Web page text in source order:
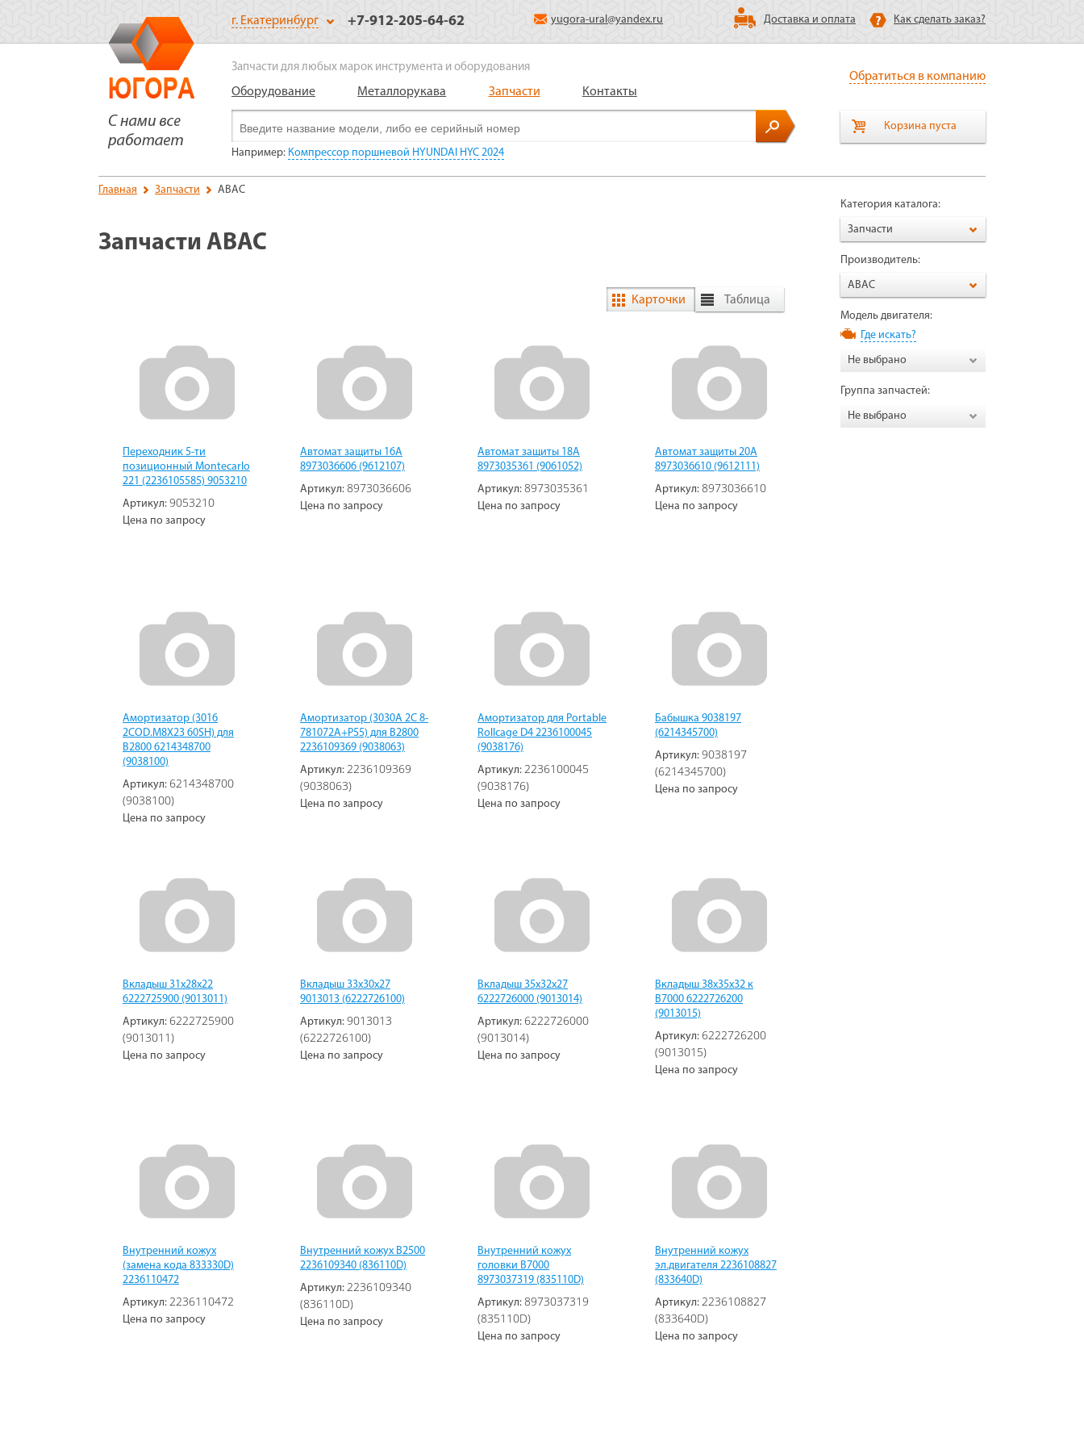
г. Екатеринбург +7-912-205-64-62 yugora-ural@yandex.ru Доставка и оплата Как сделать заказ?
Запчасти для любых марок инструмента и оборудования
Оборудование Металлорукава Запчасти Контакты
Обратиться в компанию
Корзина пуста
Например: Компрессор поршневой HYUNDAI HYC 2024
Главная Запчасти
ABAC
Категория каталога:
Запчасти
Производитель:
ABAC
Модель двигателя:
Где искать?
Не выбрано
Группа запчастей:
Не выбрано
Запчасти ABAC
Карточки Таблица
Переходник 5-ти
позиционный Montecarlo
221 (2236105585) 9053210
Артикул: 9053210
Цена по запросу
Автомат защиты 16А
8973036606 (9612107)
Артикул: 8973036606
Цена по запросу
Автомат защиты 18А
8973035361 (9061052)
Артикул: 8973035361
Цена по запросу
Автомат защиты 20А
8973036610 (9612111)
Артикул: 8973036610
Цена по запросу
Амортизатор (3016
2COD.M8X23 60SH) для
В2800 6214348700
(9038100)
Артикул: 6214348700
(9038100)
Цена по запросу
Амортизатор (3030A 2C 8-
781072A+P55) для В2800
2236109369 (9038063)
Артикул: 2236109369
(9038063)
Цена по запросу
Амортизатор для Portable
Rollcage D4 2236100045
(9038176)
Артикул: 2236100045
(9038176)
Цена по запросу
Бабышка 9038197
(6214345700)
Артикул: 9038197
(6214345700)
Цена по запросу
Вкладыш 31х28х22
6222725900 (9013011)
Артикул: 6222725900
(9013011)
Цена по запросу
Вкладыш 33х30х27
9013013 (6222726100)
Артикул: 9013013
(6222726100)
Цена по запросу
Вкладыш 35х32х27
6222726000 (9013014)
Артикул: 6222726000
(9013014)
Цена по запросу
Вкладыш 38х35х32 к
В7000 6222726200
(9013015)
Артикул: 6222726200
(9013015)
Цена по запросу
Внутренний кожух
(замена кода 833330D)
2236110472
Артикул: 2236110472
Цена по запросу
Внутренний кожух B2500
2236109340 (836110D)
Артикул: 2236109340
(836110D)
Цена по запросу
Внутренний кожух
головки B7000
8973037319 (835110D)
Артикул: 8973037319
(835110D)
Цена по запросу
Внутренний кожух
эл.двигателя 2236108827
(833640D)
Артикул: 2236108827
(833640D)
Цена по запросу